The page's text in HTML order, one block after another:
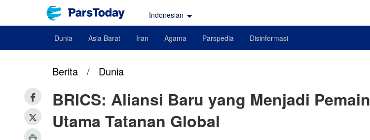
Indonesian
Dunia Asia Barat Iran Agama Parspedia Disinformasi
Berita / Dunia
BRICS: Aliansi Baru yang Menjadi Pemain
Utama Tatanan Global